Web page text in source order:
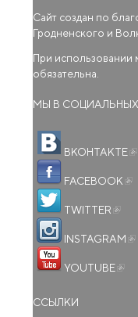
Сайт создан по
Гродненского и
При использовании
обязательна.
МЫ В
ВКОНТАКТЕ
FACEBOOK
TWITTER
INSTAGRAM
YOUTUBE
ССЫЛКИ